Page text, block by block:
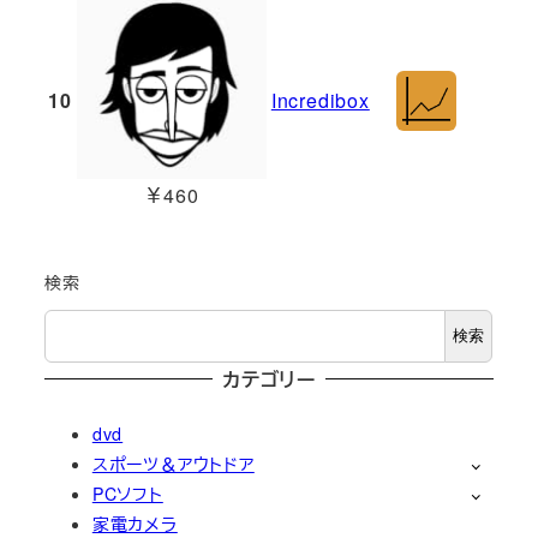
10
￥460
Incredibox
検索
検索
カテゴリー
dvd
スポーツ＆アウトドア
PCソフト
家電カメラ